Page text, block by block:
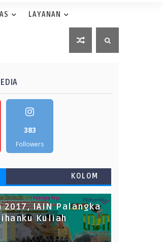
LAYANAN
383
Followers
KOLOM
KOMENTAR
2017, IAIN Palangka
Kuliah